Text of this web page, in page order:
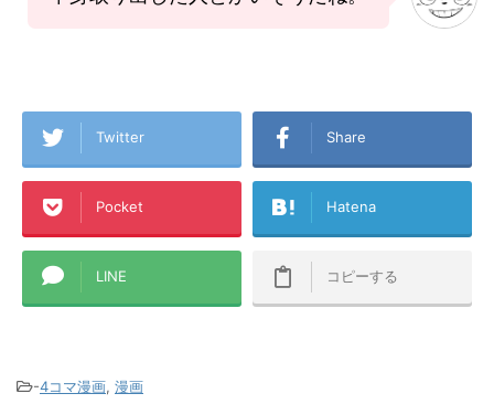
Twitter Share
Pocket Hatena
LINE コピーする
-4コマ漫画, 漫画